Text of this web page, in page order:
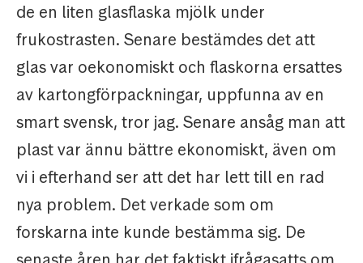
de en liten glasflaska mjölk under
frukostrasten. Senare bestämdes det att
glas var oekonomiskt och flaskorna ersattes
av kartongförpackningar, uppfunna av en
smart svensk, tror jag. Senare ansåg man att
plast var ännu bättre ekonomiskt, även om
vi i efterhand ser att det har lett till en rad
nya problem. Det verkade som om
forskarna inte kunde bestämma sig. De